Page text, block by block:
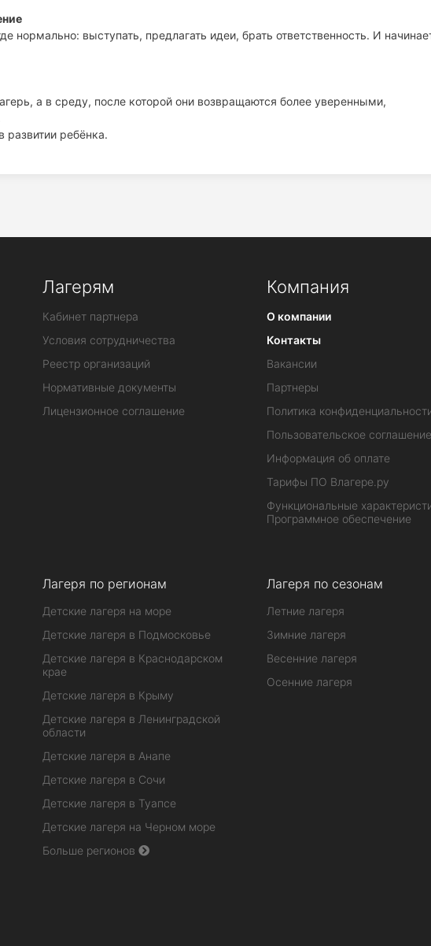
нормально: выступать, предлагать идеи, брать ответственность. И
а в среду, после которой они возвращаются более уверенными,
развитии ребёнка.
Лагерям
Кабинет партнера
Условия сотрудничества
Реестр организаций
Нормативные документы
Лицензионное соглашение
Компания
О компании
Контакты
Вакансии
Партнеры
Политика
Пользовательское соглашение
Информация об оплате
Тарифы ПО Влагере.ру
Функциональные
Программное обеспечение
Лагеря по регионам
Детские лагеря на море
Детские лагеря в Подмосковье
Детские лагеря в Краснодарском
крае
Детские лагеря в Крыму
Детские лагеря в Ленинградской
области
Детские лагеря в Анапе
Детские лагеря в Сочи
Детские лагеря в Туапсе
Детские лагеря на Черном море
Больше регионов
Лагеря по сезонам
Летние лагеря
Зимние лагеря
Весенние лагеря
Осенние лагеря